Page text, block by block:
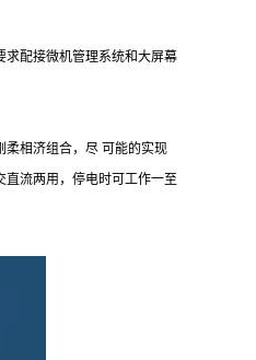
求配接微机管理系统和大屏幕
柔相济组合，尽 可能的实现
直流两用，停电时可工作一至